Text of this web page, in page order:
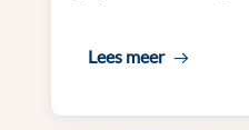
Lees meer